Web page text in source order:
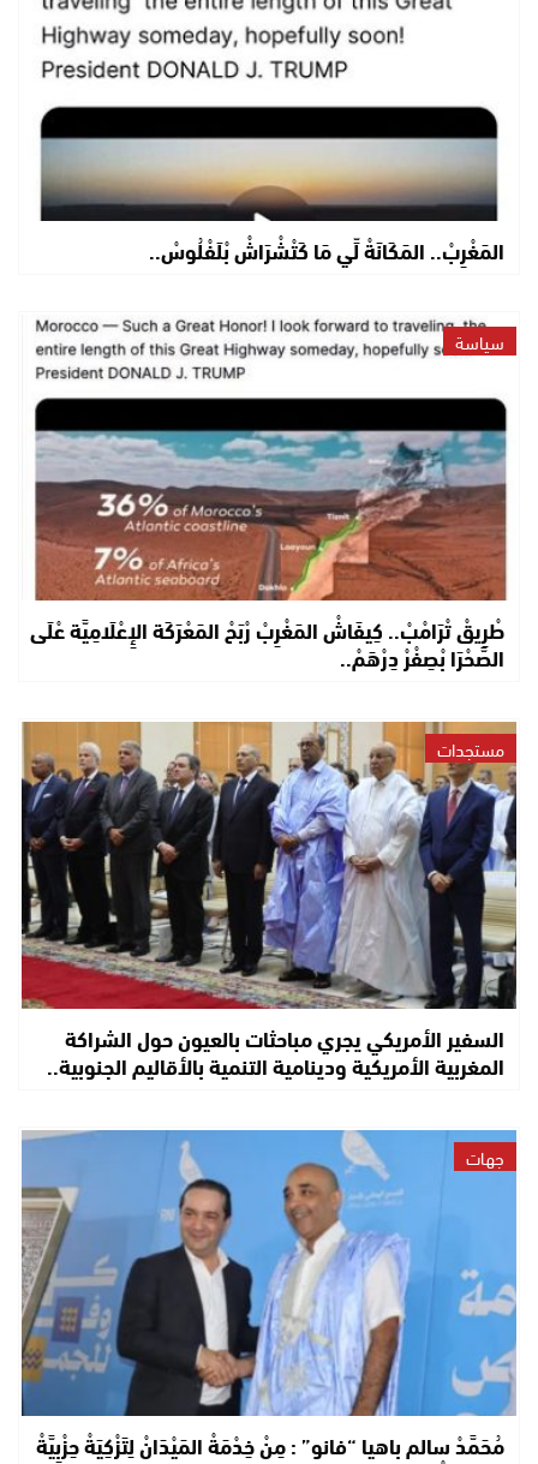
المَغْرِبْ.. المَكَانَةْ لِّي مَا كَتْشْرَاشْ بْلَفْلُوسْ..
سياسة
طْرِيقْ تْرَامْبْ.. كِيفَاشْ المَغْرِبْ رْبَحْ المَعْرَكَة الإِعْلَامِيَّة عْلَى
الصَّحْرَا بْصِفْرْ دِرْهَمْ..
مستجدات
السفير الأمريكي يجري مباحثات بالعيون حول الشراكة
المغربية الأمريكية ودينامية التنمية بالأقاليم الجنوبية..
جهات
مُحَمَّدْ سالم باهيا “فانو” : مِنْ خِدْمَةْ المَيْدَانْ لِتَزْكِيَةْ حِزْبِيَّةْ